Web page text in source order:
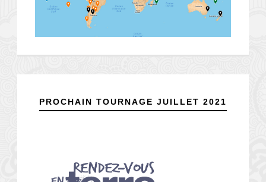
PROCHAIN TOURNAGE JUILLET 2021